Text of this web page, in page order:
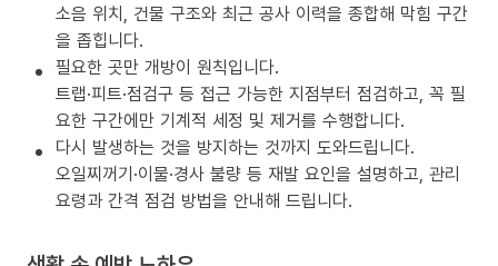
소음 위치, 건물 구조와 최근 공사 이력을 종합해 막힘 구간
을 좁힙니다.
필요한 곳만 개방이 원칙입니다.
트랩·피트·점검구 등 접근 가능한 지점부터 점검하고, 꼭 필
요한 구간에만 기계적 세정 및 제거를 수행합니다.
다시 발생하는 것을 방지하는 것까지 도와드립니다.
오일찌꺼기·이물·경사 불량 등 재발 요인을 설명하고, 관리
요령과 간격 점검 방법을 안내해 드립니다.